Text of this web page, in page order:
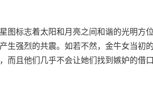
标志着太阳和月亮之间和谐的光明方
生强烈的共震。如若不然，金牛女当初
而且他们几乎不会让她们找到嫉妒的借